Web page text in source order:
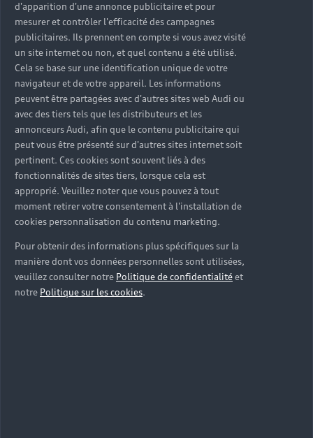
d'apparition d'une annonce publicitaire et pour
mesurer et contrôler l'efficacité des campagnes
publicitaires. Ils prennent en compte si vous avez visité
un site internet ou non, et quel contenu a été utilisé.
Cela se base sur une identification unique de votre
navigateur et de votre appareil. Les informations
peuvent être partagées avec d'autres sites web Audi ou
avec des tiers tels que les distributeurs et les
annonceurs Audi, afin que le contenu publicitaire qui
peut vous être présenté sur d'autres sites internet soit
pertinent. Ces cookies sont souvent liés à des
fonctionnalités de sites tiers, lorsque cela est
approprié. Veuillez noter que vous pouvez à tout
moment retirer votre consentement à l'installation de
cookies personnalisation du contenu marketing.
Pour obtenir des informations plus spécifiques sur la
manière dont vos données personnelles sont utilisées,
veuillez consulter notre Politique de confidentialitéet
notre Politique sur les cookies.
Quelle Audi me correspond ?
Tous les modèles
Recherche de véhicules neufs
Véhicules d'occasion disponibles
Offres pour les professionnels
Demander un essai
Informations et Service Clients
Accessibilité - Clients Sourds et Malentendants
Modèles
Électrique
Hybride rechargeable
Citadine
Compacte
Avant
SUV électrique
SUV hybride
SUV
Achat et location
Offres du moment
Configurer mon Audi
Financer mon Audi
Garanties Audi
Audi rent : location courte durée
Espace Client Audi Financial Services
Pour les professionnels
Voiture électrique
Voiture hybride
Voiture commerciale
SUV société
Achat véhicule de société
Votre Audi
Entretenir et réparer mon Audi
Offres Après-Vente
Accessoires et équipements
Espace personnel myAudi
Univers Audi
Notre vision
Audi Sport
© 2026 Audi France. Tous droits réservés.